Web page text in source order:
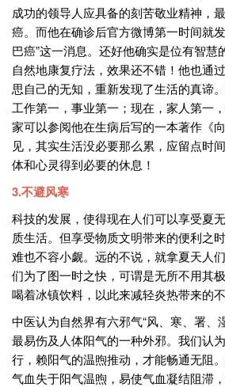
成功的领导人应具备的刻苦敬业精神，
癌。而他在确诊后官方微博第一时间就
巴癌”这一消息。还好他确实是位有智慧
自然地康复疗法，效果还不错！他也通
思自己的无知，重新发现了生活的真谛
工作第一，事业第一；现在，家人第一
家可以参阅他在生病后写的一本著作《
见，其实生活没必要那么累，应留点时
体和心灵得到必要的休息！
3.不避风寒
科技的发展，使得现在人们可以享受夏
质生活。但享受物质文明带来的便利之
难也不容小觑。远的不说，就拿夏天人
们为了图一时之快，可谓是无所不用其
喝着冰镇饮料，以此来减轻炎热带来的不
中医认为自然界有六邪气“风、寒、署、
最易伤及人体阳气的一种外邪。我们认
行，赖阳气的温煦推动，才能畅通无阻
气血失于阳气温煦，易使气血凝结阻滞